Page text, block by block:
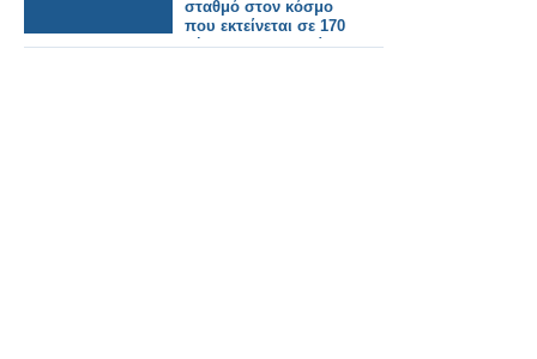
σταθμό στον κόσμο
που εκτείνεται σε 170
γήπεδα ποδοσφαίρου